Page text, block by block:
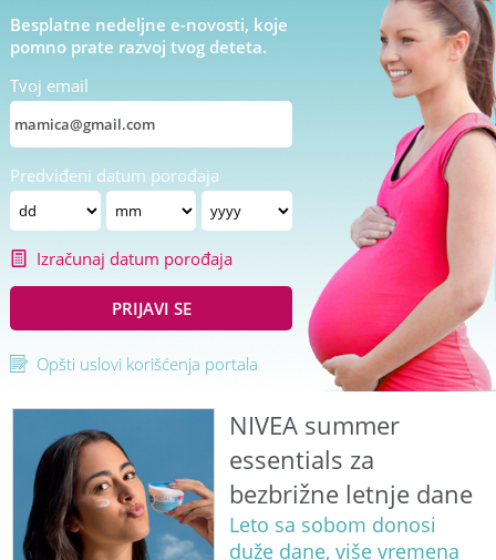
Besplatne nedeljne e-novosti, koje
pomno prate razvoj tvog deteta.
Tvoj email
Predviđeni datum porođaja
Izračunaj datum porođaja
PRIJAVI SE
Opšti uslovi korišćenja portala
NIVEA summer
essentials za
bezbrižne letnje dane
Leto sa sobom donosi
duže dane, više vremena